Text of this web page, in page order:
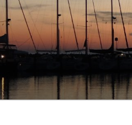
Zum
Inhalt
springen